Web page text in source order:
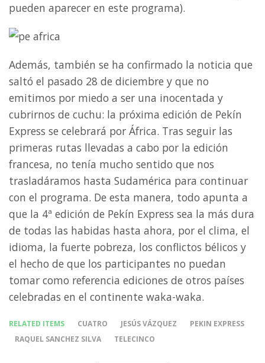
pueden aparecer en este programa).
Además, también se ha confirmado la noticia que
saltó el pasado 28 de diciembre y que no
emitimos por miedo a ser una inocentada y
cubrirnos de cuchu: la próxima edición de Pekín
Express se celebrará por África. Tras seguir las
primeras rutas llevadas a cabo por la edición
francesa, no tenía mucho sentido que nos
trasladáramos hasta Sudamérica para continuar
con el programa. De esta manera, todo apunta a
que la 4ª edición de Pekín Express sea la más dura
de todas las habidas hasta ahora, por el clima, el
idioma, la fuerte pobreza, los conflictos bélicos y
el hecho de que los participantes no puedan
tomar como referencia ediciones de otros países
celebradas en el continente waka-waka.
RELATED ITEMS CUATRO JESÚS VÁZQUEZ
PEKIN EXPRESS
RAQUEL SANCHEZ SILVA
TELECINCO